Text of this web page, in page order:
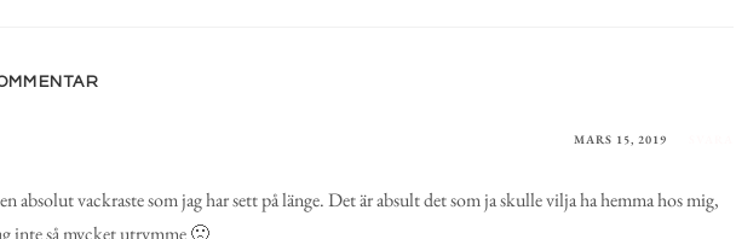
MARS 15, 2019
absolut vackraste som jag har sett på länge. Det är absult det som ja skulle vilja ha hemma hos mig,
inte så mycket utrymme 🙁